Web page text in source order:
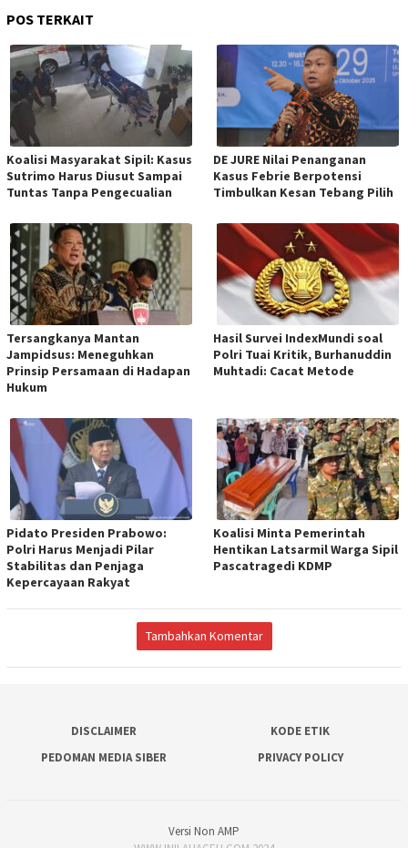
POS TERKAIT
Koalisi Masyarakat Sipil: Kasus
Sutrimo Harus Diusut Sampai
Tuntas Tanpa Pengecualian
DE JURE Nilai Penanganan
Kasus Febrie Berpotensi
Timbulkan Kesan Tebang Pilih
Tersangkanya Mantan
Jampidsus: Meneguhkan
Prinsip Persamaan di Hadapan
Hukum
Hasil Survei IndexMundi soal
Polri Tuai Kritik, Burhanuddin
Muhtadi: Cacat Metode
Pidato Presiden Prabowo:
Polri Harus Menjadi Pilar
Stabilitas dan Penjaga
Kepercayaan Rakyat
Koalisi Minta Pemerintah
Hentikan Latsarmil Warga Sipil
Pascatragedi KDMP
Tambahkan Komentar
DISCLAIMER
KODE ETIK
PEDOMAN MEDIA SIBER
PRIVACY POLICY
Versi Non AMP